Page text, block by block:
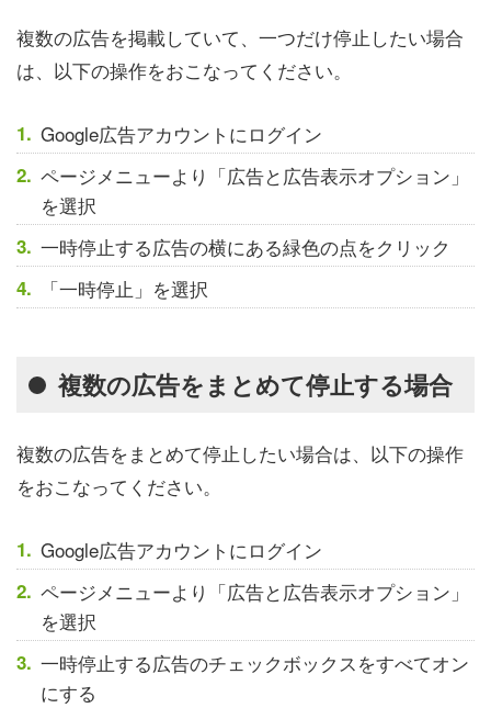
複数の広告を掲載していて、一つだけ停止したい場合
は、以下の操作をおこなってください。
Google広告アカウントにログイン
ページメニューより「広告と広告表示オプション」
を選択
一時停止する広告の横にある緑色の点をクリック
「一時停止」を選択
複数の広告をまとめて停止する場合
複数の広告をまとめて停止したい場合は、以下の操作
をおこなってください。
Google広告アカウントにログイン
ページメニューより「広告と広告表示オプション」
を選択
一時停止する広告のチェックボックスをすべてオン
にする